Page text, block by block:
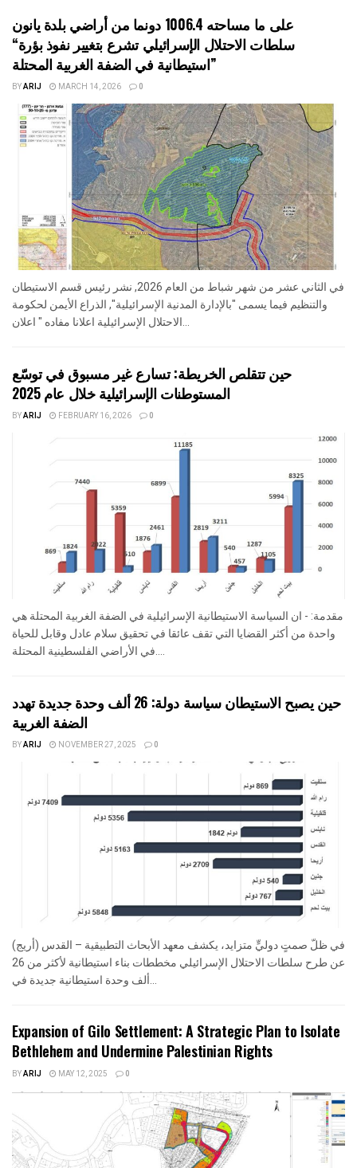
على ما مساحته 1006.4 دونما من أراضي بلدة يانون
“سلطات الاحتلال الإسرائيلي تشرع بتغيير نفوذ بؤرة
استيطانية في الضفة الغربية المحتلة”
BYARIJ MARCH 14, 2026 0
في الثاني عشر من شهر شباط من العام 2026, نشر رئيس قسم الاستيطان
والتنظيم فيما يسمى "بالإدارة المدنية الإسرائيلية", الذراع الأيمن لحكومة
حين تتقلص الخريطة: تسارع غير مسبوق في توسّع
المستوطنات الإسرائيلية خلال عام 2025
BYARIJ FEBRUARY 16, 2026 0
مقدمة: - ان السياسة الاستيطانية الإسرائيلية في الضفة الغربية المحتلة هي
واحدة من أكثر القضايا التي تقف عائقا في تحقيق سلام عادل وقابل للحياة
حين يصبح الاستيطان سياسة دولة: 26 ألف وحدة جديدة تهدد
الضفة الغربية
BYARIJ NOVEMBER 27, 2025 0
في ظلّ صمتٍ دوليٍّ متزايد، يكشف معهد الأبحاث التطبيقية – القدس (أريج)
عن طرح سلطات الاحتلال الإسرائيلي مخططات بناء استيطانية لأكثر من 26
Expansion of Gilo Settlement: A Strategic Plan to Isolate
Bethlehem and Undermine Palestinian Rights
BYARIJ MAY 12, 2025 0